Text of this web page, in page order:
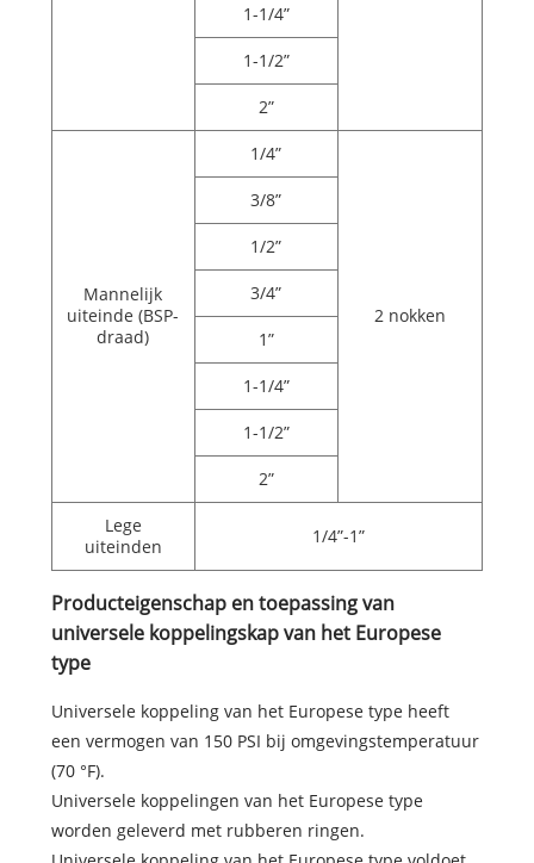
1-1/4”
1-1/2”
2”
Mannelijk
uiteinde (BSP-
draad)
1/4”
2 nokken
3/8”
1/2”
3/4”
1”
1-1/4”
1-1/2”
2”
Lege
uiteinden
1/4”-1”
Producteigenschap en toepassing van
universele koppelingskap van het Europese
type
Universele koppeling van het Europese type heeft
een vermogen van 150 PSI bij omgevingstemperatuur
(70 °F).
Universele koppelingen van het Europese type
worden geleverd met rubberen ringen.